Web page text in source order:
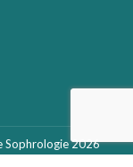
Sophrologie 2026